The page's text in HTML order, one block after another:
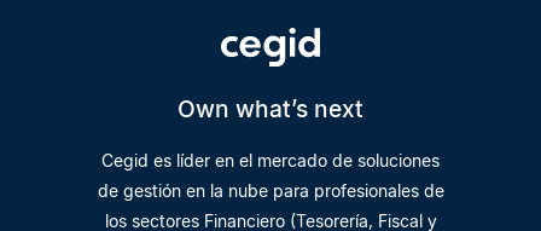
Own what’s next
Cegid es líder en el mercado de soluciones
de gestión en la nube para profesionales de
los sectores Financiero (Tesorería, Fiscal y